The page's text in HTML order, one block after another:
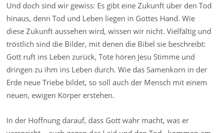
Und doch sind wir gewiss: Es gibt eine Zukunft über den Tod
hinaus, denn Tod und Leben liegen in Gottes Hand. Wie
diese Zukunft aussehen wird, wissen wir nicht. Vielfältig und
tröstlich sind die Bilder, mit denen die Bibel sie beschreibt:
Gott ruft ins Leben zurück, Tote hören Jesu Stimme und
dringen zu ihm ins Leben durch. Wie das Samenkorn in der
Erde neue Triebe bildet, so soll auch der Mensch mit einem
neuen, ewigen Körper erstehen.
In der Hoffnung darauf, dass Gott wahr macht, was er